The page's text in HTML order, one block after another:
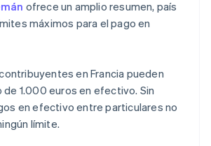
ofrece un amplio resumen, país
máximos para el pago en
en Francia pueden
de 1.000 euros en efectivo. Sin
en efectivo entre particulares no
límite.